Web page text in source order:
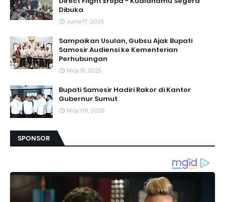
Dibuka
June 17, 2025
Sampaikan Usulan, Gubsu Ajak Bupati
Samosir Audiensi ke Kementerian
Perhubungan
May 15, 2025
Bupati Samosir Hadiri Rakor di Kantor
Gubernur Sumut
May 08, 2025
SPONSOR